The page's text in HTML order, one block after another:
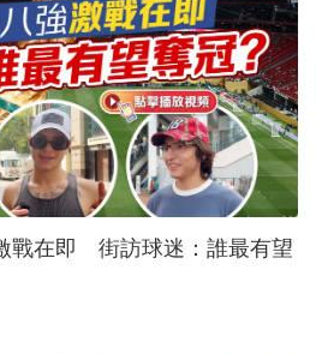
戰在即 街訪球迷：誰最有望